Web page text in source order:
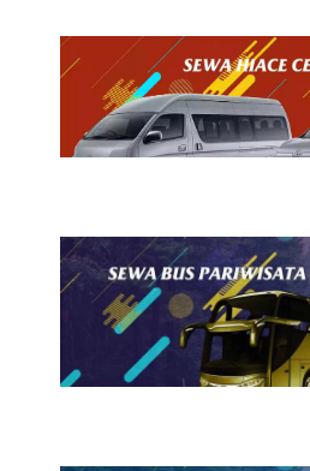
24 Juli 2026
Sewa Hiace Centex
24 Juli 2026
Sewa Bus
Kalimanggis